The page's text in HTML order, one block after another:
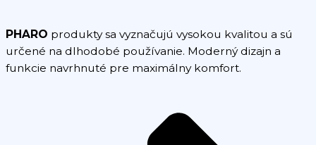
PHARO produkty sa vyznačujú vysokou kvalitou a sú
určené na dlhodobé používanie. Moderný dizajn a
funkcie navrhnuté pre maximálny komfort.